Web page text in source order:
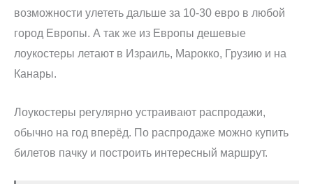
возможности улететь дальше за 10-30 евро в любой
город Европы. А так же из Европы дешевые
лоукостеры летают в Израиль, Марокко, Грузию и на
Канары.
Лоукостеры регулярно устраивают распродажи,
обычно на год вперёд. По распродаже можно купить
билетов пачку и построить интересный маршрут.